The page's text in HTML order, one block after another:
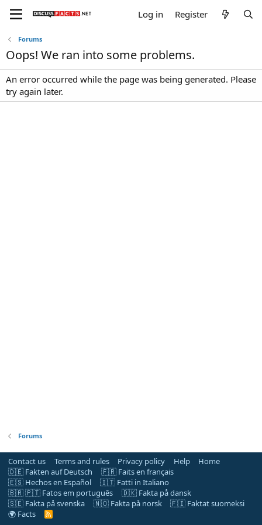
Log in Register
Forums
Oops! We ran into some problems.
An error occurred while the page was being generated. Please
try again later.
Forums
Contact us Terms and rules Privacy policy Help
Home
🇩🇪 Fakten auf Deutsch
🇫🇷 Faits en français
🇪🇸 Hechos en Español
🇮🇹 Fatti in Italiano
🇧🇷 🇵🇹 Fatos em português
🇩🇰 Fakta på dansk
🇸🇪 Fakta på svenska
🇳🇴 Fakta på norsk
🇫🇮 Faktat suomeksi
🌍 Facts
R